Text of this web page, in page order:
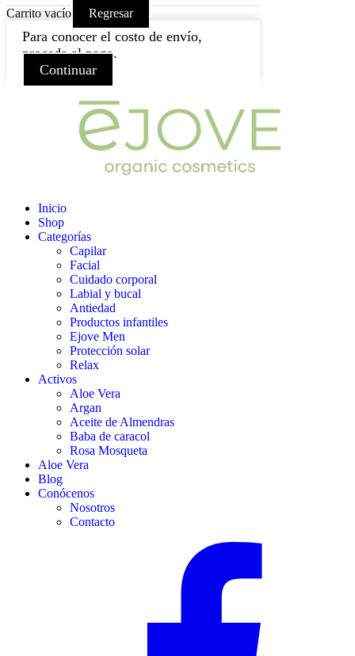
Carrito vacío Regresar
Para conocer el costo de envío,
proceda al pago.
Continuar
Inicio
Shop
Categorías
Capilar
Facial
Cuidado corporal
Labial y bucal
Antiedad
Productos infantiles
Ejove Men
Protección solar
Relax
Activos
Aloe Vera
Argan
Aceite de Almendras
Baba de caracol
Rosa Mosqueta
Aloe Vera
Blog
Conócenos
Nosotros
Contacto